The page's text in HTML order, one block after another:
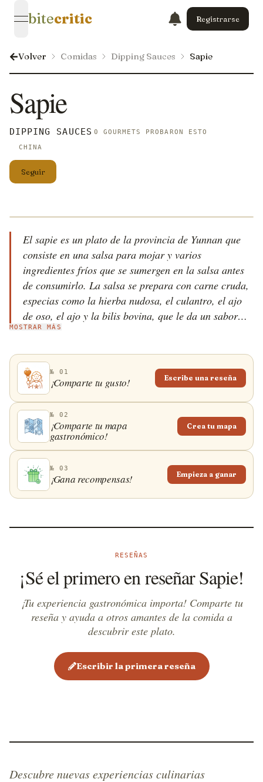
open navigation menu
bitecritic Registrarse
Volver Comidas Dipping Sauces Sapie
Sapie
DIPPING SAUCES 0 GOURMETS PROBARON ESTO
CHINA
Seguir
El sapie es un plato de la provincia de Yunnan que
consiste en una salsa para mojar y varios
ingredientes fríos que se sumergen en la salsa antes
de consumirlo. La salsa se prepara con carne cruda,
especias como la hierba nudosa, el culantro, el ajo
de oso, el ajo y la bilis bovina, que le da un sabor
amargo. Los llamados ingredientes fríos suelen ser
pimientos picantes, repollo y cecina de res ahumada.
Hay muchas variaciones de este plato, entre las que
destacan el sapie de limón que tiene jugo de limón en
lugar de bilis bovina, el sapie con hormigas, el sapie
de pescado y el sapie con sangre de cerdo coagulada.
MOSTRAR MÁS
№ 01
¡Comparte tu gusto! Escribe una reseña
№ 02
¡Comparte tu mapa
gastronómico!
Crea tu mapa
№ 03
¡Gana recompensas! Empieza a ganar
RESEÑAS
¡Sé el primero en reseñar Sapie!
¡Tu experiencia gastronómica importa! Comparte tu
reseña y ayuda a otros amantes de la comida a
descubrir este plato.
Escribir la primera reseña
Descubre nuevas experiencias culinarias